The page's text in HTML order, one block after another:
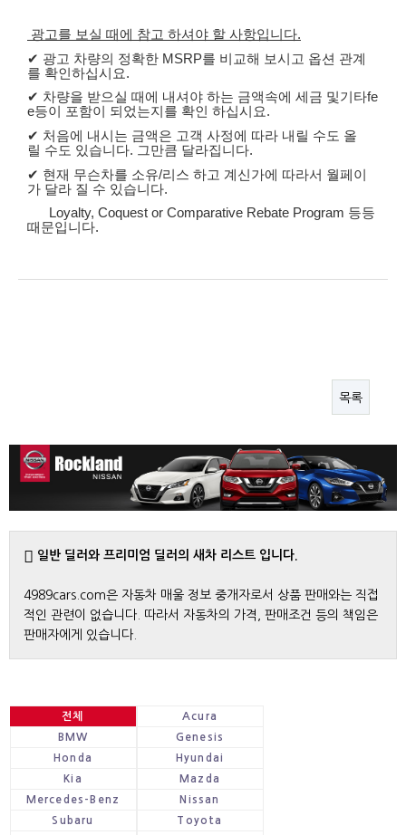
광고를 보실 때에 참고 하셔야 할 사항입니다.
✔ 광고 차량의 정확한 MSRP를 비교해 보시고 옵션 관계
를 확인하십시요.
✔ 차량을 받으실 때에 내셔야 하는 금액속에 세금 및기타fe
e등이 포함이 되었는지를 확인 하십시요.
✔ 처음에 내시는 금액은 고객 사정에 따라 내릴 수도 올
릴 수도 있습니다. 그만큼 달라집니다.
✔ 현재 무슨차를 소유/리스 하고 계신가에 따라서 월페이
가 달라 질 수 있습니다.
Loyalty, Coquest or Comparative Rebate Program 등등
때문입니다.
목록
일반 딜러와 프리미엄 딜러의 새차 리스트 입니다.
4989cars.com은 자동차 매울 정보 중개자로서 상품 판매와는 직접
적인 관련이 없습니다. 따라서 자동차의 가격, 판매조건 등의 책임은
판매자에게 있습니다.
전체
Acura
BMW
Genesis
Honda
Hyundai
Kia
Mazda
Mercedes-Benz
Nissan
Subaru
Toyota